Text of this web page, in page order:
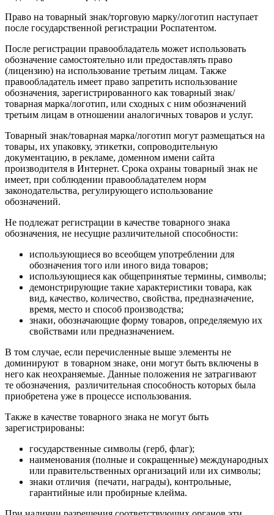
Право на товарный знак/торговую марку/логотип наступает
после государственной регистрации Роспатентом.
После регистрации правообладатель может использовать
обозначение самостоятельно или предоставлять право
(лицензию) на использование третьим лицам. Также
правообладатель имеет право запретить использование
обозначения, зарегистрированного как товарный знак/
товарная марка/логотип, или сходных с ним обозначений
третьим лицам в отношении аналогичных товаров и услуг.
Товарный знак/товарная марка/логотип могут размещаться на
товары, их упаковку, этикетки, сопроводительную
документацию, в рекламе, доменном имени сайта
производителя в Интернет. Срока охраны товарный знак не
имеет, при соблюдении правообладателем норм
законодательства, регулирующего использование
обозначений.
Не подлежат регистрации в качестве товарного знака
обозначения, не несущие различительной способности:
использующиеся во всеобщем употреблении для
обозначения того или иного вида товаров;
использующиеся как общепринятые термины, символы;
демонстрирующие такие характеристики товара, как
вид, качество, количество, свойства, предназначение,
время, место и способ производства;
знаки, обозначающие форму товаров, определяемую их
свойствами или предназначением.
В том случае, если перечисленные выше элементы не
доминируют в товарном знаке, они могут быть включены в
него как неохраняемые. Данные положения не затрагивают
те обозначения, различительная способность которых была
приобретена уже в процессе использования.
Также в качестве товарного знака не могут быть
зарегистрированы:
государственные символы (герб, флаг);
наименования (полные и сокращенные) международных
или правительственных организаций или их символы;
знаки отличия (печати, награды), контрольные,
гарантийные или пробирные клейма.